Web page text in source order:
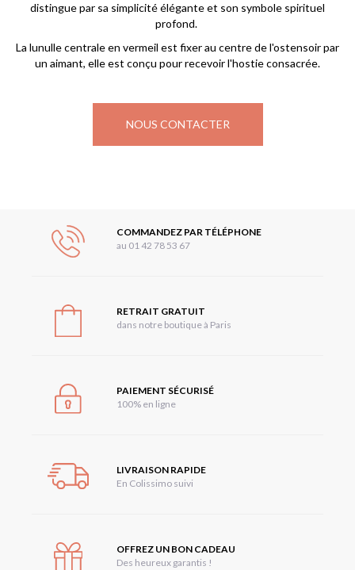
distingue par sa simplicité élégante et son symbole spirituel
profond.
La lunulle centrale en vermeil est fixer au centre de l'ostensoir par
un aimant, elle est conçu pour recevoir l'hostie consacrée.
NOUS CONTACTER
COMMANDEZ PAR TÉLÉPHONE
au 01 42 78 53 67
RETRAIT GRATUIT
dans notre boutique à Paris
PAIEMENT SÉCURISÉ
100% en ligne
LIVRAISON RAPIDE
En Colissimo suivi
OFFREZ UN BON CADEAU
Des heureux garantis !